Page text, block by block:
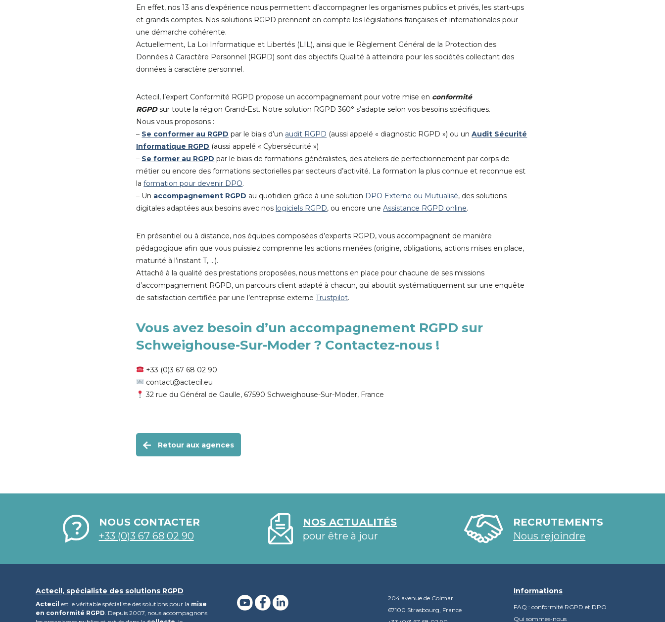
En effet, nos 13 ans d’expérience nous permettent d’accompagner les organismes publics et privés, les start-ups
et grands comptes. Nos solutions RGPD prennent en compte les législations françaises et internationales pour
une démarche cohérente.
Actuellement, La Loi Informatique et Libertés (LIL), ainsi que le Règlement Général de la Protection des
Données à Caractère Personnel (RGPD) sont des objectifs Qualité à atteindre pour les sociétés collectant des
données à caractère personnel.
Actecil, l’expert Conformité RGPD propose un accompagnement pour votre mise en conformité
RGPDsur toute la région Grand-Est. Notre solution RGPD 360° s’adapte selon vos besoins spécifiques.
Nous vous proposons :
– Se conformer au RGPD par le biais d’un audit RGPD (aussi appelé « diagnostic RGPD ») ou un Audit Sécurité
Informatique RGPD (aussi appelé « Cybersécurité »)
– Se former au RGPD par le biais de formations généralistes, des ateliers de perfectionnement par corps de
métier ou encore des formations sectorielles par secteurs d’activité. La formation la plus connue et reconnue est
laformation pour devenir DPO.
– Un accompagnement RGPD au quotidien grâce à une solution DPO Externe ou Mutualisé, des solutions
digitales adaptées aux besoins avec nos logiciels RGPD, ou encore uneAssistance RGPD online.
En présentiel ou à distance, nos équipes composées d’experts RGPD, vous accompagnent de manière
pédagogique afin que vous puissiez comprenne les actions menées (origine, obligations, actions mises en place,
maturité à l’instant T, …).
Attaché à la qualité des prestations proposées, nous mettons en place pour chacune de ses missions
d’accompagnement RGPD, un parcours client adapté à chacun, qui aboutit systématiquement sur une enquête
de satisfaction certifiée par une l’entreprise externeTrustpilot.
Vous avez besoin d’un accompagnement RGPD sur
Schweighouse-Sur-Moder ? Contactez-nous !
+33 (0)3 67 68 02 90
contact@actecil.eu
32 rue du Général de Gaulle, 67590 Schweighouse-Sur-Moder, France
Retour aux agences
NOUS CONTACTER
+33 (0)3 67 68 02 90
NOS ACTUALITÉS
pour être à jour
RECRUTEMENTS
Nous rejoindre
Actecil, spécialiste des solutions RGPD
Actecil est le véritable spécialiste des solutions pour la mise
en conformité RGPD. Depuis 2007, nous accompagnons
204 avenue de Colmar
67100 Strasbourg, France
Informations
FAQ : conformité RGPD et DPO
Qui sommes-nous